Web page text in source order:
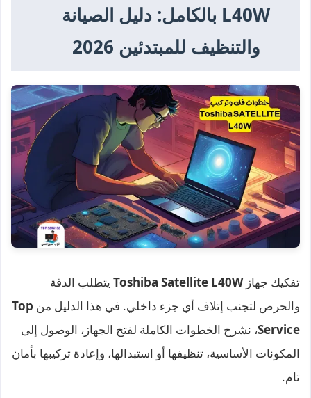
L40W بالكامل: دليل الصيانة
والتنظيف للمبتدئين 2026
تفكيك جهازToshiba Satellite L40W يتطلب الدقة
والحرص لتجنب إتلاف أي جزء داخلي. في هذا الدليل من Top
Service، نشرح الخطوات الكاملة لفتح الجهاز، الوصول إلى
المكونات الأساسية، تنظيفها أو استبدالها، وإعادة تركيبها بأمان
تام.